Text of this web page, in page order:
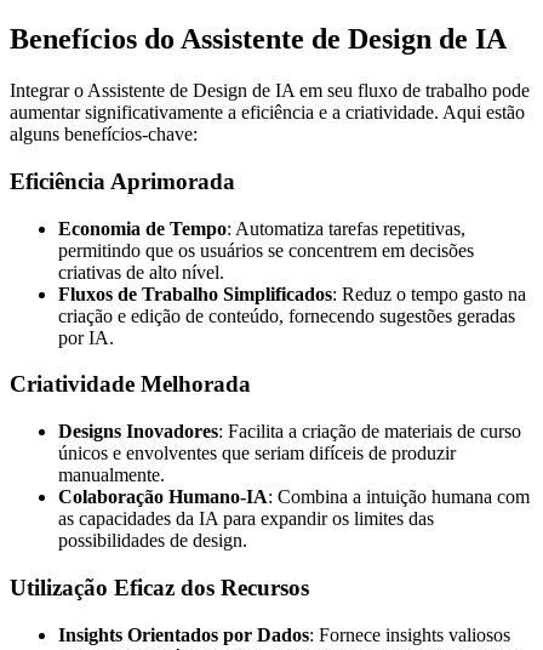
Benefícios do Assistente de Design de IA
Integrar o Assistente de Design de IA em seu fluxo de trabalho pode
aumentar significativamente a eficiência e a criatividade. Aqui estão
alguns benefícios-chave:
Eficiência Aprimorada
Economia de Tempo: Automatiza tarefas repetitivas,
permitindo que os usuários se concentrem em decisões
criativas de alto nível.
Fluxos de Trabalho Simplificados: Reduz o tempo gasto na
criação e edição de conteúdo, fornecendo sugestões geradas
por IA.
Criatividade Melhorada
Designs Inovadores: Facilita a criação de materiais de curso
únicos e envolventes que seriam difíceis de produzir
manualmente.
Colaboração Humano-IA: Combina a intuição humana com
as capacidades da IA para expandir os limites das
possibilidades de design.
Utilização Eficaz dos Recursos
Insights Orientados por Dados: Fornece insights valiosos